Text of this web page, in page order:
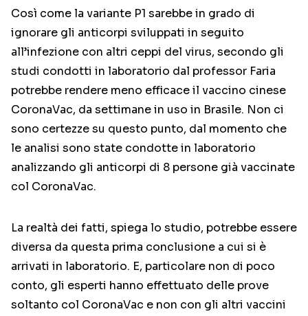
Così come la variante P1 sarebbe in grado di
ignorare gli anticorpi sviluppati in seguito
all’infezione con altri ceppi del virus, secondo gli
studi condotti in laboratorio dal professor Faria
potrebbe rendere meno efficace il vaccino cinese
CoronaVac, da settimane in uso in Brasile. Non ci
sono certezze su questo punto, dal momento che
le analisi sono state condotte in laboratorio
analizzando gli anticorpi di 8 persone già vaccinate
col CoronaVac.
La realtà dei fatti, spiega lo studio, potrebbe essere
diversa da questa prima conclusione a cui si è
arrivati in laboratorio. E, particolare non di poco
conto, gli esperti hanno effettuato delle prove
soltanto col CoronaVac e non con gli altri vaccini